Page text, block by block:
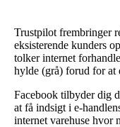
Trustpilot frembringer
eksisterende kunders
tolker internet
hylde (grå) forud for at
Facebook tilbyder dig
at få indsigt i e-
internet varehuse hvor